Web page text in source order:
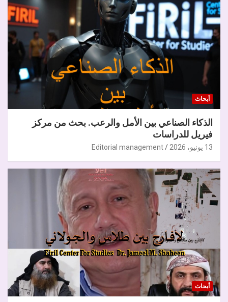
أبحاث
الذكاء الصناعي بين الأمل والرعب. بحث من مركز
فيريل للدراسات
13 يونيو، 2026 Editorial management
أبحاث